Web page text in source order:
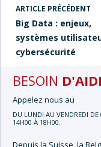
NAVIGATION
DES
ARTICLES
ARTICLE PRÉCÉDENT
Big Data : enjeux,
systèmes
cybersécurité
BESOIN
Appelez nous au
DU LUNDI AU VENDREDI
14H00 À 18H00.
Depuis la Suisse, la